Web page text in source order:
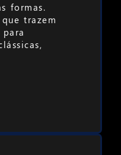
formas.
trazem